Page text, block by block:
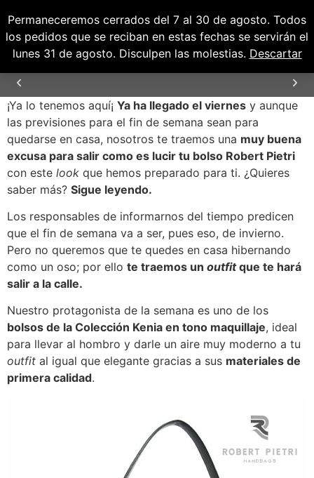
Permaneceremos cerrados del 7 al 30 de agosto. Todos
los pedidos que se reciban en estas fechas se servirán el
lunes 31 de agosto. Disculpen las molestias. Descartar
0,00€
0
ENVÍOS GRATUITOS PARA PENÍNSULA Y
¡Ya lo tenemos aquí¡ Ya ha llegado el viernes y aunque
las previsiones para el fin de semana sean para
quedarse en casa, nosotros te traemos una muy buena
excusa para salir como es lucir tu bolso Robert Pietri
con este look que hemos preparado para ti. ¿Quieres
saber más? Sigue leyendo.
Los responsables de informarnos del tiempo predicen
que el fin de semana va a ser, pues eso, de invierno.
Pero no queremos que te quedes en casa hibernando
como un oso; por ello te traemos un outfitque te hará
salir a la calle.
Nuestro protagonista de la semana es uno de los
bolsos de la Colección Kenia en tono maquillaje, ideal
para llevar al hombro y darle un aire muy moderno a tu
outfit al igual que elegante gracias a sus materiales de
primera calidad.